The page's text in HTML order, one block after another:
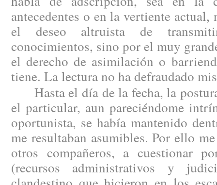
antecedentes o en la vertiente
el deseo altruista de
conocimientos, sino por el muy
el derecho de asimilación o
tiene. La lectura no ha defraudado
Hasta el día de la fecha, la
el particular, aun pareciéndome
oportunista, se había mantenido
me resultaban asumibles. Por ello
otros compañeros, a cuestionar
(recursos administrativos y